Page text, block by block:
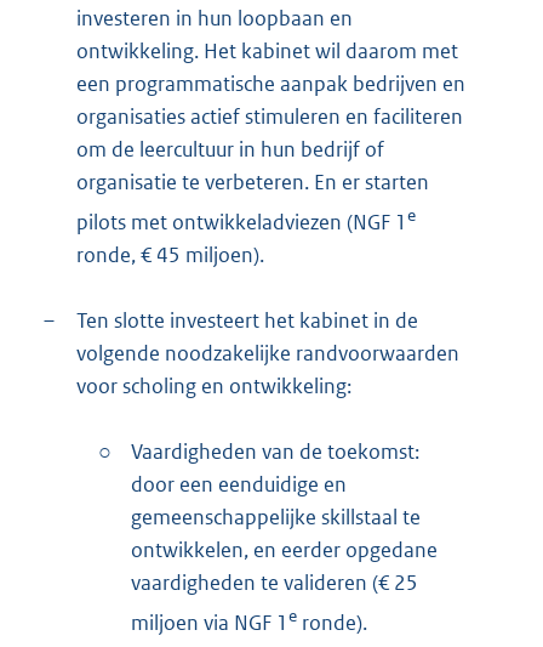
investeren in hun loopbaan en
ontwikkeling. Het kabinet wil daarom met
een programmatische aanpak bedrijven en
organisaties actief stimuleren en faciliteren
om de leercultuur in hun bedrijf of
organisatie te verbeteren. En er starten
pilots met ontwikkeladviezen (NGF 1 e
ronde, € 45 miljoen).
–
Ten slotte investeert het kabinet in de
volgende noodzakelijke randvoorwaarden
voor scholing en ontwikkeling:
○
Vaardigheden van de toekomst:
door een eenduidige en
gemeenschappelijke skillstaal te
ontwikkelen, en eerder opgedane
vaardigheden te valideren (€ 25
miljoen via NGF 1 e ronde).